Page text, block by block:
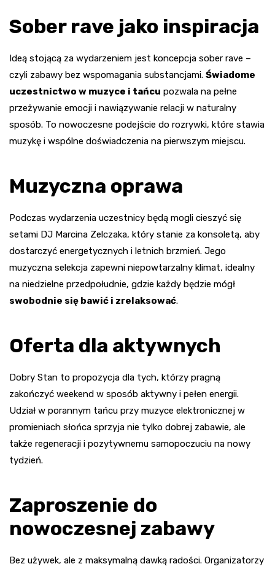
Sober rave jako inspiracja
Ideą stojącą za wydarzeniem jest koncepcja sober rave –
czyli zabawy bez wspomagania substancjami. Świadome
uczestnictwo w muzyce i tańcu pozwala na pełne
przeżywanie emocji i nawiązywanie relacji w naturalny
sposób. To nowoczesne podejście do rozrywki, które stawia
muzykę i wspólne doświadczenia na pierwszym miejscu.
Muzyczna oprawa
Podczas wydarzenia uczestnicy będą mogli cieszyć się
setami DJ Marcina Zelczaka, który stanie za konsoletą, aby
dostarczyć energetycznych i letnich brzmień. Jego
muzyczna selekcja zapewni niepowtarzalny klimat, idealny
na niedzielne przedpołudnie, gdzie każdy będzie mógł
swobodnie się bawić i zrelaksować.
Oferta dla aktywnych
Dobry Stan to propozycja dla tych, którzy pragną
zakończyć weekend w sposób aktywny i pełen energii.
Udział w porannym tańcu przy muzyce elektronicznej w
promieniach słońca sprzyja nie tylko dobrej zabawie, ale
także regeneracji i pozytywnemu samopoczuciu na nowy
tydzień.
Zaproszenie do
nowoczesnej zabawy
Bez używek, ale z maksymalną dawką radości. Organizatorzy